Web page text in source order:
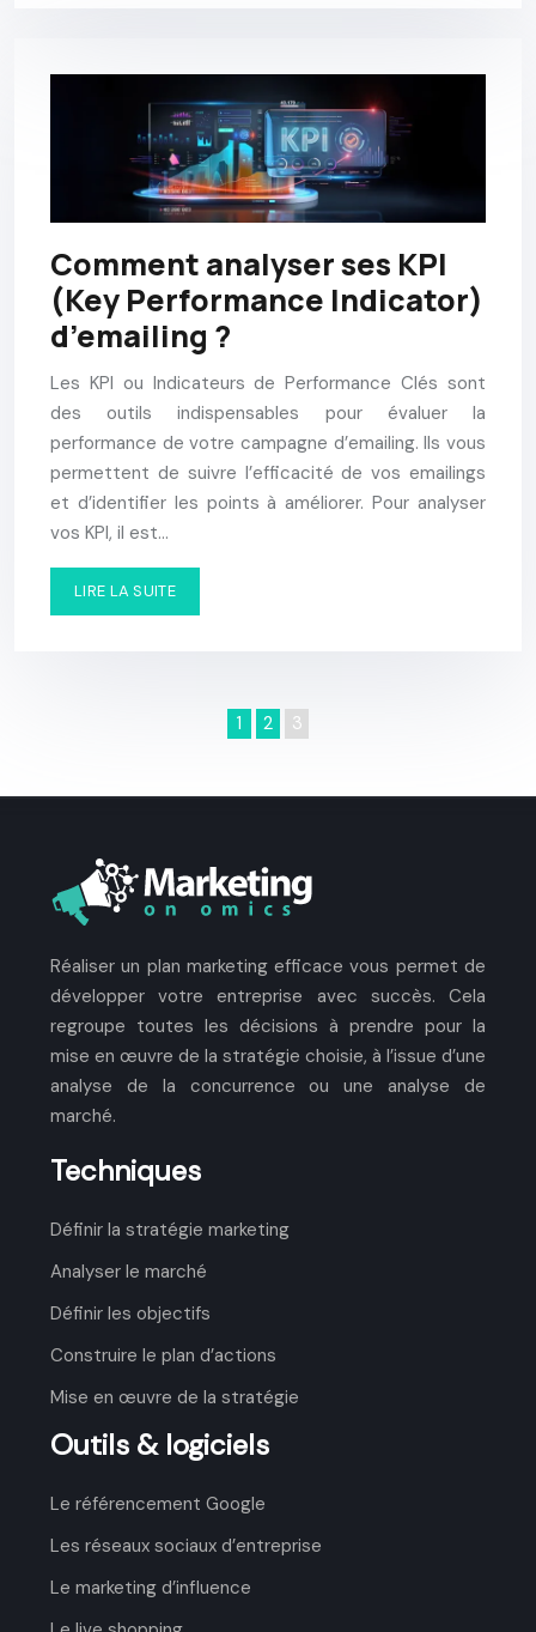
Comment analyser ses KPI
(Key Performance Indicator)
d’emailing ?
Les KPI ou Indicateurs de Performance Clés sont
des outils indispensables pour évaluer la
performance de votre campagne d’emailing. Ils vous
permettent de suivre l’efficacité de vos emailings
et d’identifier les points à améliorer. Pour analyser
vos KPI, il est…
LIRE LA SUITE
1 2 3
Réaliser un plan marketing efficace vous permet de
développer votre entreprise avec succès. Cela
regroupe toutes les décisions à prendre pour la
mise en œuvre de la stratégie choisie, à l’issue d’une
analyse de la concurrence ou une analyse de
marché.
Techniques
Définir la stratégie marketing
Analyser le marché
Définir les objectifs
Construire le plan d’actions
Mise en œuvre de la stratégie
Outils & logiciels
Le référencement Google
Les réseaux sociaux d’entreprise
Le marketing d’influence